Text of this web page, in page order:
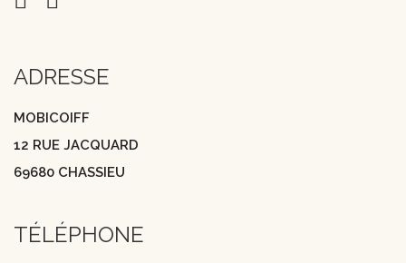
ADRESSE
MOBICOIFF
12 RUE JACQUARD
69680 CHASSIEU
TÉLÉPHONE